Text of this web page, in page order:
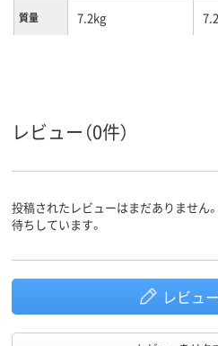
質量 7.2kg
レビュー（0件）
投稿されたレビューはまだありません
待ちしています。
レビュ